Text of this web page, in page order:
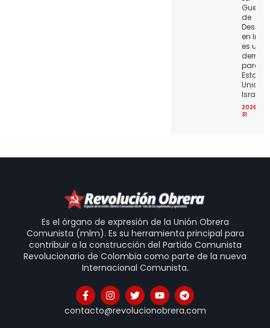
Guerra
de
en Irán
es una
derrota
para
Unidos
Israel
2026-
31
Es el órgano de expresión de la Unión Obrera
Comunista (mlm). Es su herramienta principal para
contribuir a la construcción del Partido Comunista
Revolucionario de Colombia como parte de la nueva
Internacional Comunista.
contacto@revolucionobrera.com